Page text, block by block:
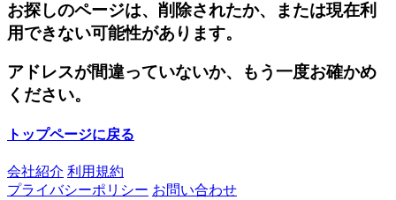
お探しのページは、削除されたか、または現在利
用できない可能性があります。
アドレスが間違っていないか、もう一度お確かめ
ください。
トップページに戻る
会社紹介 利用規約
プライバシーポリシー お問い合わせ